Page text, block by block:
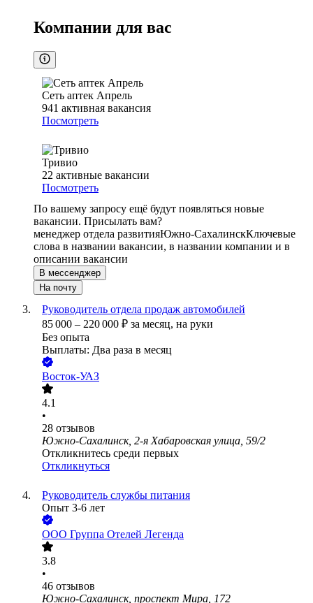
Компании для вас
Сеть аптек Апрель
941 активная вакансия
Посмотреть
Тривио
22 активные вакансии
Посмотреть
По вашему запросу ещё будут появляться новые
вакансии. Присылать вам?
менеджер отдела развитияЮжно-СахалинскКлючевые
слова в названии вакансии, в названии компании и в
описании вакансии
В мессенджер
На почту
Руководитель отдела продаж автомобилей
85 000 – 220 000 ₽ за месяц, на руки
Без опыта
Выплаты: Два раза в месяц
Восток-УАЗ
4.1
•
28 отзывов
Южно-Сахалинск, 2-я Хабаровская улица, 59/2
Откликнитесь среди первых
Откликнуться
Руководитель службы питания
Опыт 3-6 лет
ООО Группа Отелей Легенда
3.8
•
46 отзывов
Южно-Сахалинск, проспект Мира, 172